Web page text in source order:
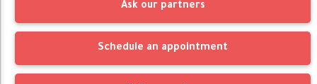
Ask our partners
Schedule an appointment